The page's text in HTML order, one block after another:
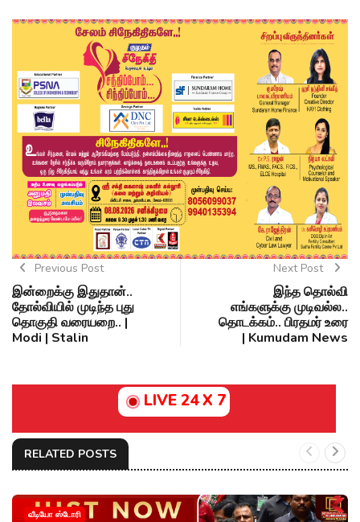
Previous Post
இன்றைக்கு இதுதான்..
தோல்வியில் முடிந்த புது
தொகுதி வரையறை.. |
Modi | Stalin
Next Post
இந்த தொல்வி
எங்களுக்கு முடிவல்ல..
தொடக்கம்.. பிரதமர் உரை
| Kumudam News
LIVE 24 X 7
RELATED POSTS
வீடியோ ஸ்டோரி